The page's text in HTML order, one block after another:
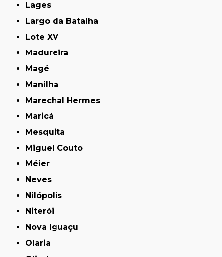
Lages
Largo da Batalha
Lote XV
Madureira
Magé
Manilha
Marechal Hermes
Maricá
Mesquita
Miguel Couto
Méier
Neves
Nilópolis
Niterói
Nova Iguaçu
Olaria